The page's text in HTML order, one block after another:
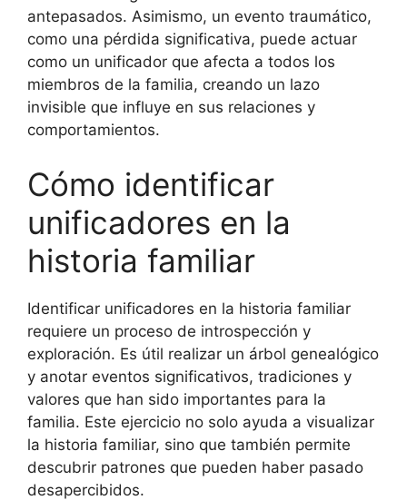
antepasados. Asimismo, un evento traumático,
como una pérdida significativa, puede actuar
como un unificador que afecta a todos los
miembros de la familia, creando un lazo
invisible que influye en sus relaciones y
comportamientos.
Cómo identificar
unificadores en la
historia familiar
Identificar unificadores en la historia familiar
requiere un proceso de introspección y
exploración. Es útil realizar un árbol genealógico
y anotar eventos significativos, tradiciones y
valores que han sido importantes para la
familia. Este ejercicio no solo ayuda a visualizar
la historia familiar, sino que también permite
descubrir patrones que pueden haber pasado
desapercibidos.